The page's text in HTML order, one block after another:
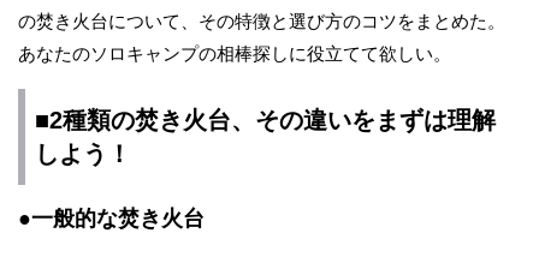
の焚き火台について、その特徴と選び方のコツをまとめた。
あなたのソロキャンプの相棒探しに役立てて欲しい。
■2種類の焚き火台、その違いをまずは理解
しよう！
●一般的な焚き火台